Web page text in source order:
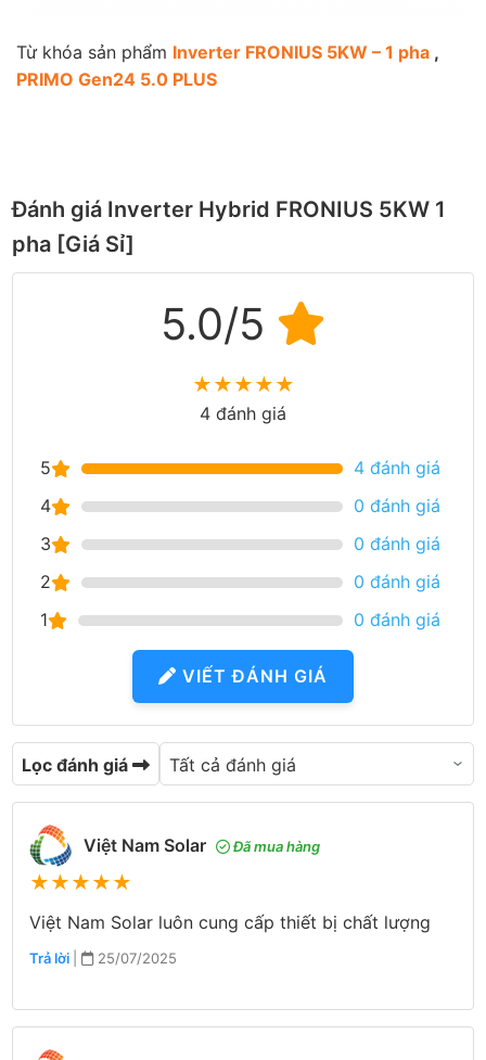
Từ khóa sản phẩm Inverter FRONIUS 5KW – 1 pha ,
PRIMO Gen24 5.0 PLUS
Đánh giá Inverter Hybrid FRONIUS 5KW 1
pha [Giá Sỉ]
5.0/5
★★★★★
4 đánh giá
5
4 đánh giá
4
0 đánh giá
3
0 đánh giá
2
0 đánh giá
1
0 đánh giá
VIẾT ĐÁNH GIÁ
Lọc đánh giá
Việt Nam Solar Đã mua hàng
★★★★★
Việt Nam Solar luôn cung cấp thiết bị chất lượng
Trả lời | 25/07/2025